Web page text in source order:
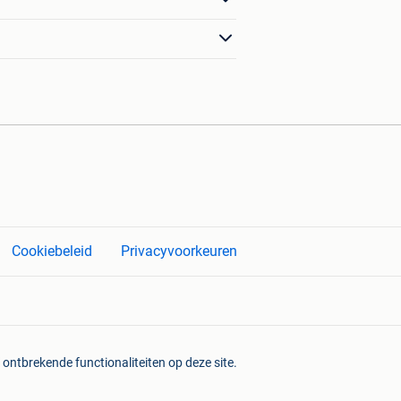
Cookiebeleid Privacyvoorkeuren
functionaliteiten op deze site.